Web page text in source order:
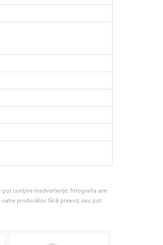
conţine inadvertenţe: fotografia are
producător fără preaviz sau pot